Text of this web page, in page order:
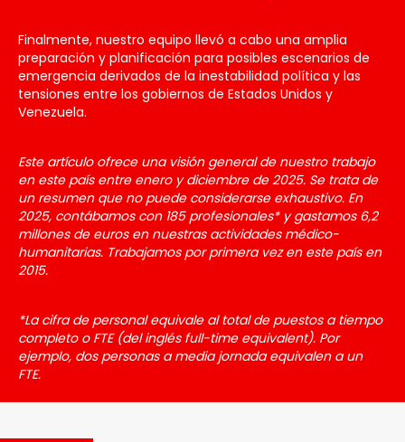
Finalmente, nuestro equipo llevó a cabo una amplia
preparación y planificación para posibles escenarios de
emergencia derivados de la inestabilidad política y las
tensiones entre los gobiernos de Estados Unidos y
Venezuela.
Este artículo ofrece una visión general de nuestro trabajo
en este país entre enero y diciembre de 2025. Se trata de
un resumen que no puede considerarse exhaustivo. En
2025, contábamos con 185 profesionales* y gastamos 6,2
millones de euros en nuestras actividades médico-
humanitarias. Trabajamos por primera vez en este país en
2015.
*La cifra de personal equivale al total de puestos a tiempo
completo o FTE (del inglés full-time equivalent). Por
ejemplo, dos personas a media jornada equivalen a un
FTE.